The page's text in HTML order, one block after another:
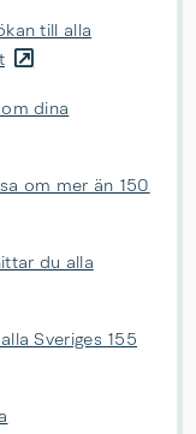
till alla
dina
om mer än 150
du alla
Sveriges 155